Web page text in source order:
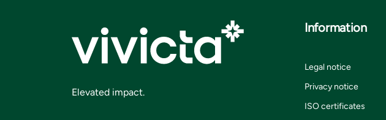
Elevated impact.
Information
Legal notice
Privacy notice
ISO certificates